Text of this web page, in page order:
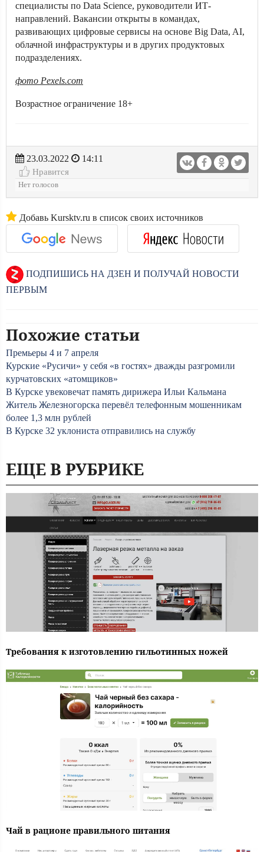
специалисты по Data Science, руководители ИТ-
направлений. Вакансии открыты в командах,
развивающих цифровые сервисы на основе Big Data, AI,
облачной инфраструктуры и в других продуктовых
подразделениях.
фото Pexels.com
Возрастное ограничение 18+
23.03.2022
14:11
Нравится
Нет голосов
Добавь Kursktv.ru в список своих источников
ПОДПИШИСЬ НА ДЗЕН И ПОЛУЧАЙ НОВОСТИ
ПЕРВЫМ
Похожие статьи
Премьеры 4 и 7 апреля
Курские «Русичи» у себя «в гостях» дважды разгромили
курчатовских «атомщиков»
В Курске увековечат память дирижера Ильи Кальмана
Житель Железногорска перевёл телефонным мошенникам
более 1,3 млн рублей
В Курске 32 уклониста отправились на службу
ЕЩЕ В РУБРИКЕ
Требования к изготовлению гильотинных ножей
Чай в рационе правильного питания